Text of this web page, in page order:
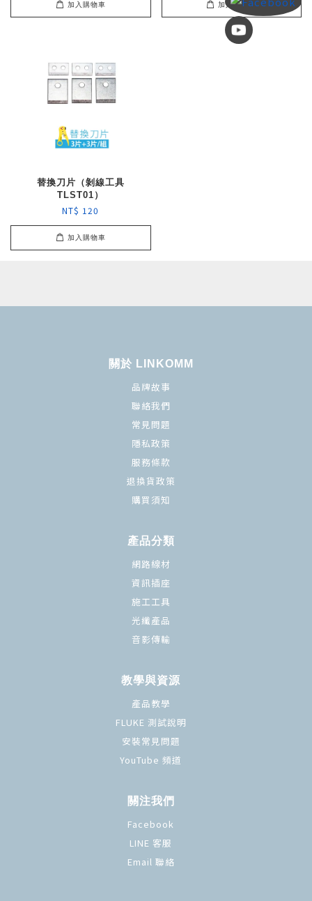
加入購物車 加入購物車
替換刀片（剝線工具
TLST01）
NT$ 120
加入購物車
關於 LINKOMM
品牌故事
聯絡我們
常見問題
隱私政策
服務條款
退換貨政策
購買須知
產品分類
網路線材
資訊插座
施工工具
光纖產品
音影傳輸
教學與資源
產品教學
FLUKE 測試說明
安裝常見問題
YouTube 頻道
關注我們
Facebook
LINE 客服
Email 聯絡